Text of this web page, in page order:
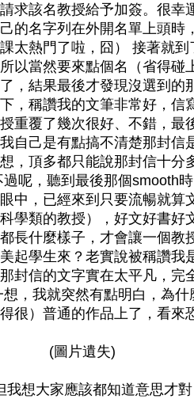
求該名教授給予加簽。很幸
的名字列在外開名單上頭時
熱門了啦，囧） 接著就到
以當然要來點個名（省得碰
，結果最後才發現沒選到的
，稱讚我的文筆非常好，信
重覆了幾次很好、不錯，最
自己是有點搞不清楚那封信
，頂多都只能說那封信十分
呢，聽到最後那個smooth
中，已經來到只要流暢就算
學類的教授），好文好書好
長什麼樣子，才會讓一個教
起學生來？老實說被稱讚我
封信的文字實在太平凡，完
，我就突然有點明白，為
很）普通的作品上了，看來
(圖片遺失)
我想大家應該都知道意思才